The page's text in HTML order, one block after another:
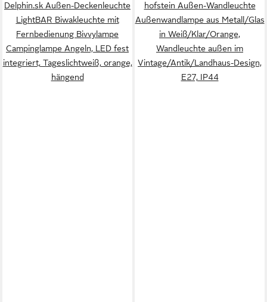
Delphin.sk Außen-Deckenleuchte
LightBAR Biwakleuchte mit
Fernbedienung Bivvylampe
Campinglampe Angeln, LED fest
integriert, Tageslichtweiß, orange,
hängend
hofstein Außen-Wandleuchte
Außenwandlampe aus Metall/Glas
in Weiß/Klar/Orange,
Wandleuchte außen im
Vintage/Antik/Landhaus-Design,
E27, IP44